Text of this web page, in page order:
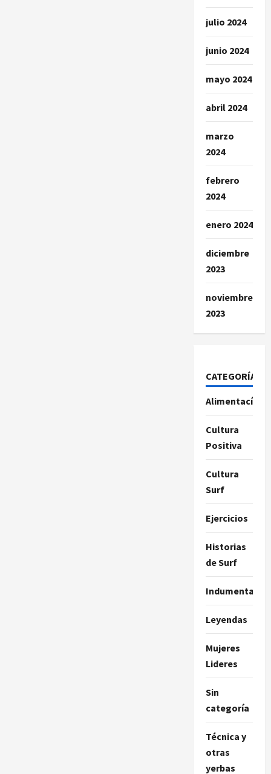
julio 2024
junio 2024
mayo 2024
abril 2024
marzo
2024
febrero
2024
enero 2024
diciembre
2023
noviembre
2023
CATEGORÍAS
Alimentacíon
Cultura
Positiva
Cultura
Surf
Ejercicios
Historias
de Surf
Indumentaria
Leyendas
Mujeres
Lideres
Sin
categoría
Técnica y
otras
yerbas